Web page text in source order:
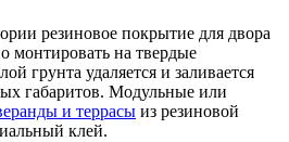
резиновое покрытие для двора
монтировать на твердые
грунта удаляется и заливается
габаритов. Модульные или
и террасы из резиновой
клей.